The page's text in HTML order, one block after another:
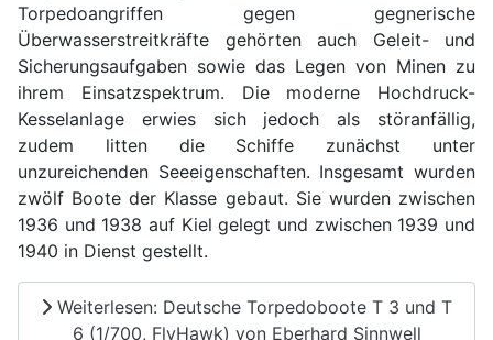
Torpedoangriffen gegen gegnerische
Überwasserstreitkräfte gehörten auch Geleit- und
Sicherungsaufgaben sowie das Legen von Minen zu
ihrem Einsatzspektrum. Die moderne Hochdruck-
Kesselanlage erwies sich jedoch als störanfällig,
zudem litten die Schiffe zunächst unter
unzureichenden Seeeigenschaften. Insgesamt wurden
zwölf Boote der Klasse gebaut. Sie wurden zwischen
1936 und 1938 auf Kiel gelegt und zwischen 1939 und
1940 in Dienst gestellt.
Weiterlesen: Deutsche Torpedoboote T 3 und T
6 (1/700, FlyHawk) von Eberhard Sinnwell